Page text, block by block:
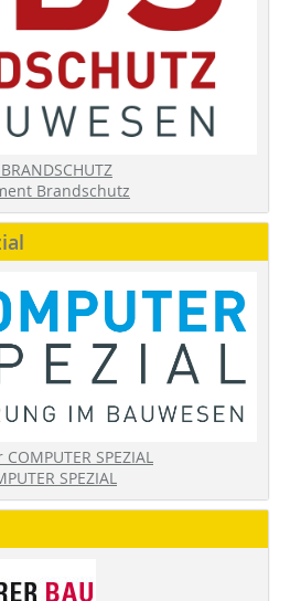
Brandschutz
SPEZIAL
SPEZIAL